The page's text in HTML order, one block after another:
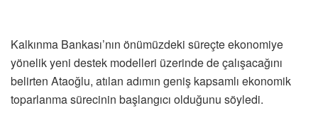
Kalkınma Bankası’nın önümüzdeki süreçte ekonomiye
yönelik yeni destek modelleri üzerinde de çalışacağını
belirten Ataoğlu, atılan adımın geniş kapsamlı ekonomik
toparlanma sürecinin başlangıcı olduğunu söyledi.